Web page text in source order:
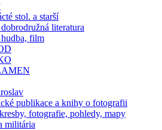
stol. a starší
literatura
film
publikace a knihy o fotografii
fotografie, pohledy, mapy
militária